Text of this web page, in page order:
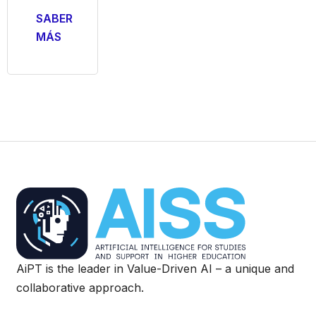
SABER
MÁS
AiPT is the leader in Value-Driven AI – a unique and
collaborative approach.